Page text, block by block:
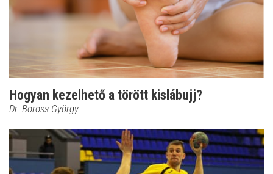
Hogyan kezelhető a törött kislábujj?
Dr. Boross György